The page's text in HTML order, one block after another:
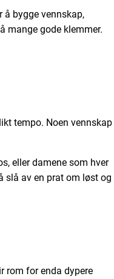
å bygge vennskap,
mange gode klemmer.
tempo. Noen vennskap
eller damene som hver
slå av en prat om løst og
rom for enda dypere